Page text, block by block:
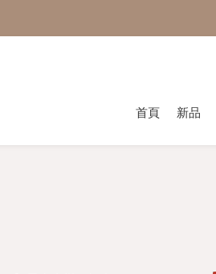
首頁 新品